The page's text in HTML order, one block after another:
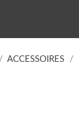
ACCESSOIRES